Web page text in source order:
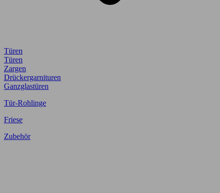
Türen
Türen
Zargen
Drückergarnituren
Ganzglastüren
Tür-Rohlinge
Friese
Zubehör